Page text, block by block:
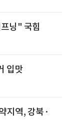
닝" 국힘
입맛
지역, 강북·